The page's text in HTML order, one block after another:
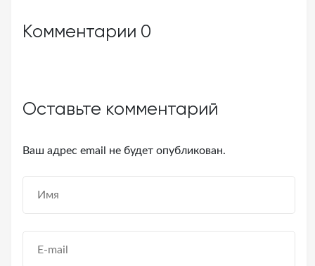
Комментарии 0
Оставьте комментарий
Ваш адрес email не будет опубликован.